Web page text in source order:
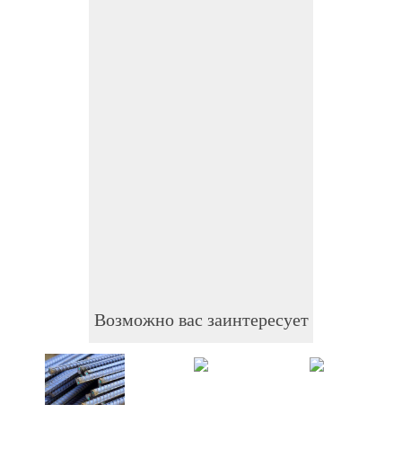
Возможно вас заинтересует